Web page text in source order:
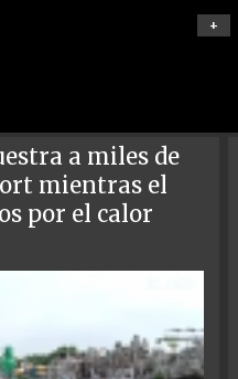
+
a miles de
mientras el
por el calor